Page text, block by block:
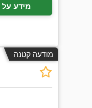
מידע
מודעה קטנה